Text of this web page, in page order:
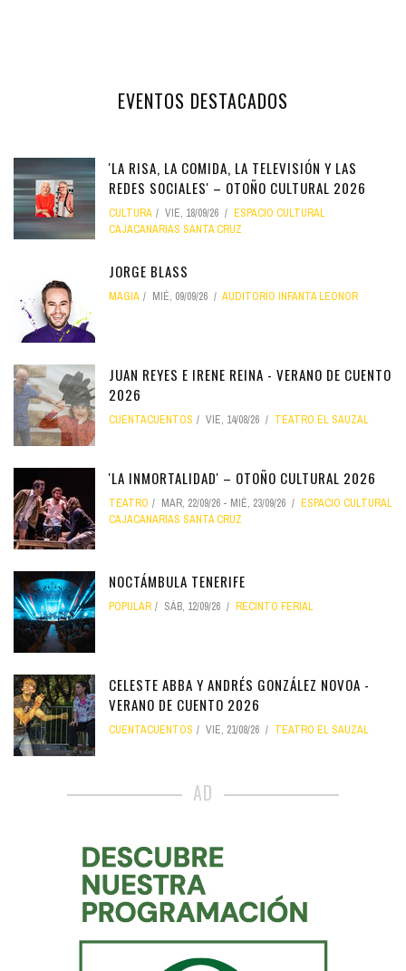
EVENTOS DESTACADOS
'LA RISA, LA COMIDA, LA TELEVISIÓN Y LAS
REDES SOCIALES' – OTOÑO CULTURAL 2026
CULTURA VIE, 18/09/26
ESPACIO CULTURAL
CAJACANARIAS SANTA CRUZ
JORGE BLASS
MAGIA MIÉ, 09/09/26 AUDITORIO INFANTA LEONOR
JUAN REYES E IRENE REINA - VERANO DE CUENTO
2026
CUENTACUENTOS VIE, 14/08/26 TEATRO EL SAUZAL
'LA INMORTALIDAD' – OTOÑO CULTURAL 2026
TEATRO MAR, 22/09/26 - MIÉ, 23/09/26
ESPACIO CULTURAL
CAJACANARIAS SANTA CRUZ
NOCTÁMBULA TENERIFE
POPULAR SÁB, 12/09/26 RECINTO FERIAL
CELESTE ABBA Y ANDRÉS GONZÁLEZ NOVOA -
VERANO DE CUENTO 2026
CUENTACUENTOS VIE, 21/08/26 TEATRO EL SAUZAL
AD